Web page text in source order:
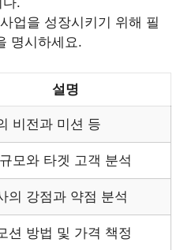
업을 성장시키기 위해 필
명시하세요.
설명
비전과 미션 등
모와 타겟 고객 분석
의 강점과 약점 분석
션 방법 및 가격 책정